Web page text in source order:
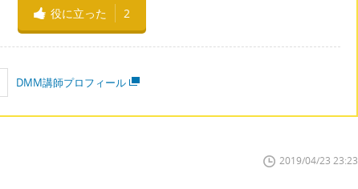
役に立った 2
DMM講師プロフィール
2019/04/23 23:23